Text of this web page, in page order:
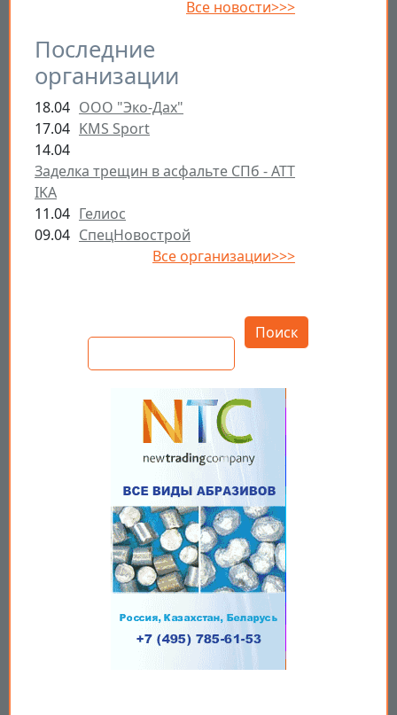
Все новости>>>
Последние
организации
18.04 ООО "Эко-Дах"
17.04 KMS Sport
14.04
Заделка трещин в асфальте СПб - ATT
IKA
11.04 Гелиос
09.04 СпецНовострой
Все организации>>>